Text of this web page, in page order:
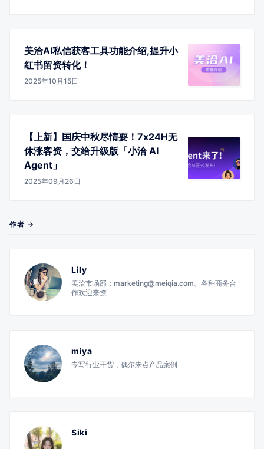
美洽AI私信获客工具功能介绍,提升小
红书留资转化！
2025年10月15日
【上新】国庆中秋尽情耍！7x24H无
休涨客资，交给升级版「小洽 AI
Agent」
2025年09月26日
作者 →
Lily
美洽市场部：marketing@meiqia.com。各种商务合
作欢迎来撩
miya
专写行业干货，偶尔来点产品案例
Siki